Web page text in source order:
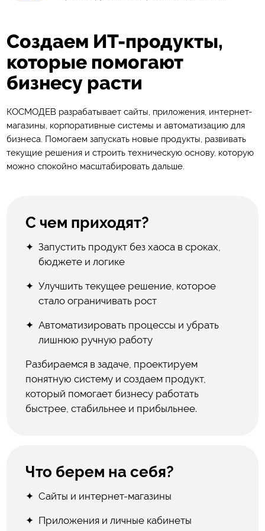
Создаем ИТ-продукты,
которые помогают
бизнесу расти
КОСМОДЕВ разрабатывает сайты, приложения, интернет-
магазины, корпоративные системы и автоматизацию для
бизнеса. Помогаем запускать новые продукты, развивать
текущие решения и строить техническую основу, которую
можно спокойно масштабировать дальше.
С чем приходят?
Запустить продукт без хаоса в сроках,
бюджете и логике
Улучшить текущее решение, которое
стало ограничивать рост
Автоматизировать процессы и убрать
лишнюю ручную работу
Разбираемся в задаче, проектируем
понятную систему и создаем продукт,
который помогает бизнесу работать
быстрее, стабильнее и прибыльнее.
Что берем на себя?
Сайты и интернет-магазины
Приложения и личные кабинеты